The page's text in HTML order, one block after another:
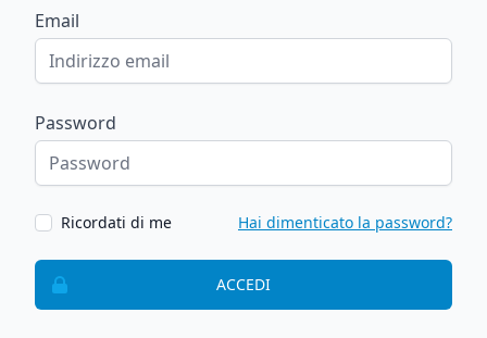
Email
Password
Ricordati di me Hai dimenticato la password?
ACCEDI